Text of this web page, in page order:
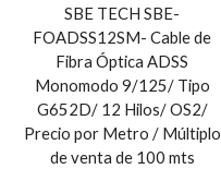
SBE TECH SBE-
FOADSS12SM- Cable de
Fibra Óptica ADSS
Monomodo 9/125/ Tipo
G652D/ 12 Hilos/ OS2/
Precio por Metro / Múltiplo
de venta de 100 mts